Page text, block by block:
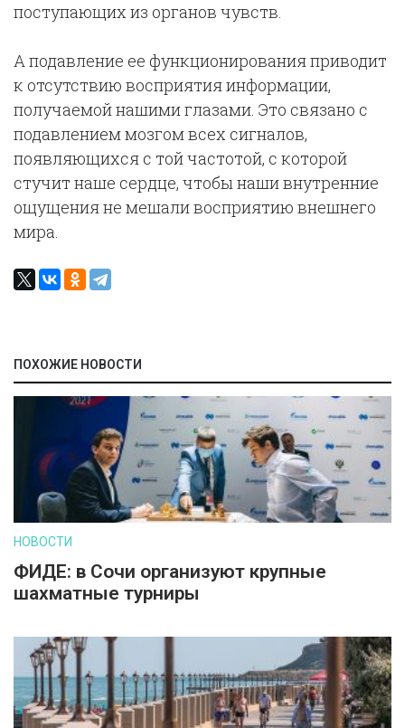
поступающих из органов чувств.
А подавление ее функционирования приводит
к отсутствию восприятия информации,
получаемой нашими глазами. Это связано с
подавлением мозгом всех сигналов,
появляющихся с той частотой, с которой
стучит наше сердце, чтобы наши внутренние
ощущения не мешали восприятию внешнего
мира.
ПОХОЖИЕ НОВОСТИ
НОВОСТИ
ФИДЕ: в Сочи организуют крупные
шахматные турниры